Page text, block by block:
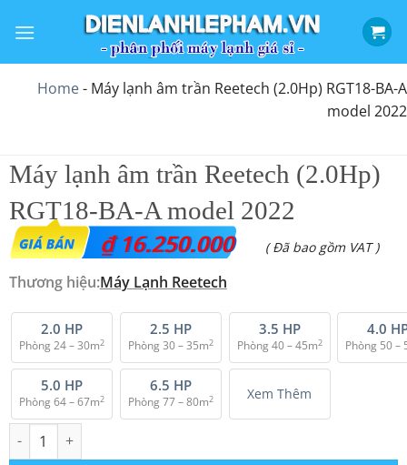
qua
Home- Máy lạnh âm trần Reetech (2.0Hp) RGT18-BA-A
model 2022
Máy lạnh âm trần Reetech (2.0Hp)
RGT18-BA-A model 2022
₫16.250.000 ( Đã bao gồm VAT )
Thương hiệu:Máy Lạnh Reetech
2.0 HP
Phòng 24 – 30m2
2.5 HP
Phòng 30 – 35m2
3.5 HP
Phòng 40 – 45m2
4.0
Phòng 50 –
5.0 HP
Phòng 64 – 67m2
6.5 HP
Phòng 77 – 80m2 Xem Thêm
Máy lạnh âm trần Reetech (2.0Hp) RGT18-BA-A model 2022 số